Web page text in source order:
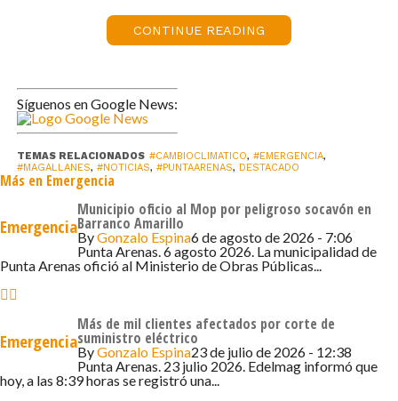
respuesta generalmente la entrega el municipio
en la parte operativa. Sin embargo, en cuanto a
señaló.
La autoridad agregó que en el acceso a
Mardones existe una modificación en terrenos
particulares colindantes que ha influido en la
acumulación de aguas lluvias. «Efectivamente, se
puede observar cómo se elevó este predio que
está al costado del lugar donde nos
encontramos, lo que ha provocado que las
Junto con lo anterior, Vargas informó que están
a la espera de una mejora en las condiciones
meteorológicas para retomar las labores de
perfilado de caminos. «Esperamos que exista
CONTINUE READING
Síguenos en Google News:
TEMAS RELACIONADOS #CAMBIOCLIMATICO, #EMERGENCIA,
#MAGALLANES, #NOTICIAS, #PUNTAARENAS, DESTACADO
Más en Emergencia
Emergencia
Municipio oficio al Mop por peligroso socavón en
Barranco Amarillo
ByGonzalo Espina6 de agosto de 2026 - 7:06
Punta Arenas. 6 agosto 2026. La municipalidad de
Punta Arenas ofició al Ministerio de Obras Públicas...
Emergencia
Más de mil clientes afectados por corte de
suministro eléctrico
ByGonzalo Espina23 de julio de 2026 - 12:38
Punta Arenas. 23 julio 2026. Edelmag informó que
hoy, a las 8:39 horas se registró una...